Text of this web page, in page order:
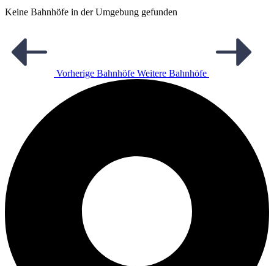
Keine Bahnhöfe in der Umgebung gefunden
Vorherige Bahnhöfe Weitere Bahnhöfe